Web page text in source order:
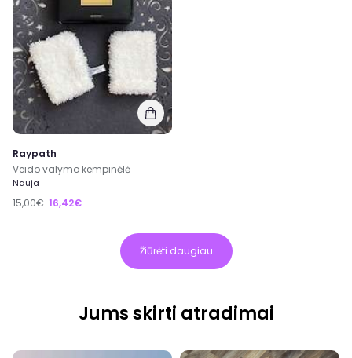
Raypath
Veido valymo kempinėlė
Nauja
15,00€ 16,42€
Žiūrėti daugiau
Jums skirti atradimai